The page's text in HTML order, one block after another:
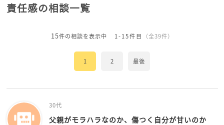
責任感の相談一覧
15件の相談を表示中 1-15件目 （全39件）
1 2 最後
30代
父親がモラハラなのか、傷つく自分が甘いのか